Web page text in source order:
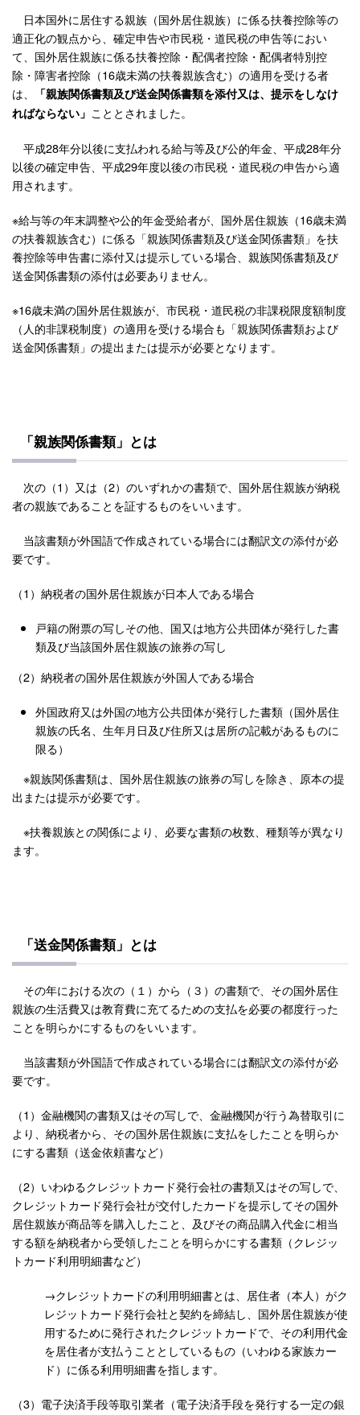
日本国外に居住する親族（国外居住親族）に係る扶養控除等の
適正化の観点から、確定申告や市民税・道民税の申告等におい
て、国外居住親族に係る扶養控除・配偶者控除・配偶者特別控
除・障害者控除（16歳未満の扶養親族含む）の適用を受ける者
は、
「親族関係書類及び送金関係書類を添付又は、提示をしなけ
ればならない」 こととされました。
平成28年分以後に支払われる給与等及び公的年金、平成28年分
以後の確定申告、平成29年度以後の市民税・道民税の申告から適
用されます。
※給与等の年末調整や公的年金受給者が、国外居住親族（16歳未満
の扶養親族含む）に係る「親族関係書類及び送金関係書類」を扶
養控除等申告書に添付又は提示している場合、親族関係書類及び
送金関係書類の添付は必要ありません。
※16歳未満の国外居住親族が、市民税・道民税の非課税限度額制度
（人的非課税制度）の適用を受ける場合も「親族関係書類および
送金関係書類」の提出または提示が必要となります。
「親族関係書類」とは
次の（1）又は（2）のいずれかの書類で、国外居住親族が納税
者の親族であることを証するものをいいます。
当該書類が外国語で作成されている場合には翻訳文の添付が必
要です。
（1）納税者の国外居住親族が日本人である場合
戸籍の附票の写しその他、国又は地方公共団体が発行した書
類及び当該国外居住親族の旅券の写し
（2）納税者の国外居住親族が外国人である場合
外国政府又は外国の地方公共団体が発行した書類（国外居住
親族の氏名、生年月日及び住所又は居所の記載があるものに
限る）
※親族関係書類は、国外居住親族の旅券の写しを除き、原本の提
出または提示が必要です。
※扶養親族との関係により、必要な書類の枚数、種類等が異なり
ます。
「送金関係書類」とは
その年における次の（１）から（３）の書類で、その国外居住
親族の生活費又は教育費に充てるための支払を必要の都度行った
ことを明らかにするものをいいます。
当該書類が外国語で作成されている場合には翻訳文の添付が必
要です。
（1）金融機関の書類又はその写しで、金融機関が行う為替取引に
より、納税者から、その国外居住親族に支払をしたことを明らか
にする書類（送金依頼書など）
（2）いわゆるクレジットカード発行会社の書類又はその写しで、
クレジットカード発行会社が交付したカードを提示してその国外
居住親族が商品等を購入したこと、及びその商品購入代金に相当
する額を納税者から受領したことを明らかにする書類（クレジッ
トカード利用明細書など）
→クレジットカードの利用明細書とは、居住者（本人）がク
レジットカード発行会社と契約を締結し、国外居住親族が使
用するために発行されたクレジットカードで、その利用代金
を居住者が支払うこととしているもの（いわゆる家族カー
ド）に係る利用明細書を指します。
（3）電子決済手段等取引業者（電子決済手段を発行する一定の銀